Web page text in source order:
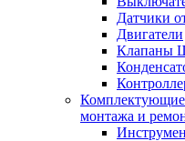
Датчики
Двигатели
Клапаны
монтажа и